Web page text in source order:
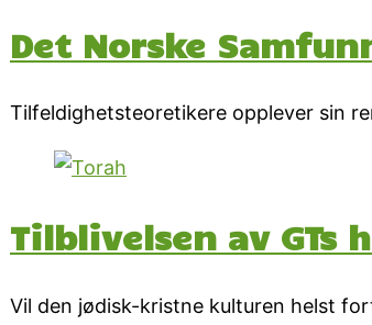
Det Norske
Tilfeldighetsteoretikere opplever sin
Tilblivelsen av GTs
Vil den jødisk-kristne kulturen helst